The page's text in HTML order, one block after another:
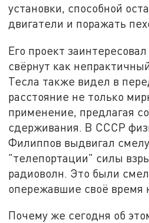
установки, способной
двигатели и поражать
Его проект
свёрнут как
Тесла также видел в
расстояние не только
применение, предлагая
сдерживания. В СССР
Филиппов выдвигал
"телепортации" силы
радиоволн. Это были
опережавшие своё время
Почему же сегодня об